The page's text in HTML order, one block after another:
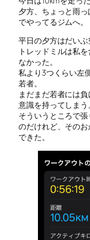
夕方、ちょっと雨
でやってるジムへ。
平日の夕方はだいぶ
トレッドミルは私
なかった。
私より3つくらい左
若者。
まだまだ若者には
意識を持ってしまう。
そういうところで
のだけれど、その
できた。